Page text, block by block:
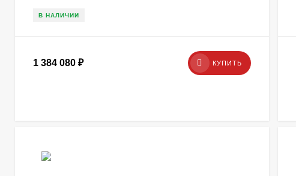
В НАЛИЧИИ
1 384 080 ₽ КУПИТЬ